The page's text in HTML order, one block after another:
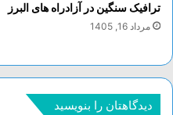
ترافیک سنگین در آزادراه های البرز
مرداد 16, 1405
دیدگاهتان را بنویسید